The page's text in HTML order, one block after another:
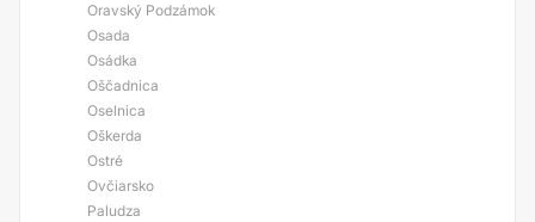
Oravský Podzámok
Osada
Osádka
Oščadnica
Oselnica
Oškerda
Ostré
Ovčiarsko
Paludza